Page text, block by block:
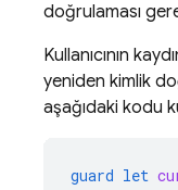
doğrulaması
Kullanıcının
yeniden kimlik
aşağıdaki kodu
guard let